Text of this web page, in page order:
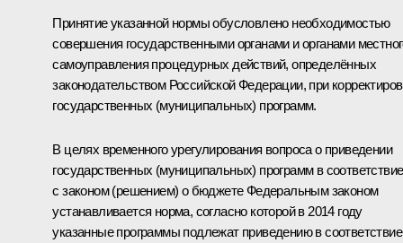
Принятие указанной нормы обусловлено необходимостью
совершения государственными органами и органами
самоуправления процедурных действий, определённых
законодательством Российской Федерации, при
государственных (муниципальных) программ.
В целях временного урегулирования вопроса о приведении
государственных (муниципальных) программ в соответствие
с законом (решением) о бюджете Федеральным законом
устанавливается норма, согласно которой в 2014 году
указанные программы подлежат приведению в соответствие